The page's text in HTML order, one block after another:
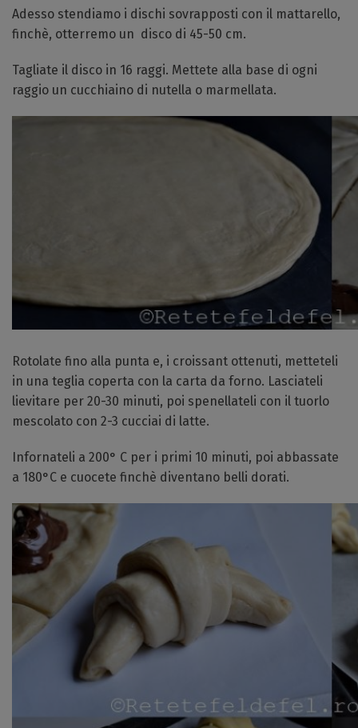
Adesso stendiamo i dischi sovrapposti con il mattarello,
finchè, otterremo un disco di 45-50 cm.
Tagliate il disco in 16 raggi. Mettete alla base di ogni
raggio un cucchiaino di nutella o marmellata.
Rotolate fino alla punta e, i croissant ottenuti, metteteli
in una teglia coperta con la carta da forno. Lasciateli
lievitare per 20-30 minuti, poi spenellateli con il tuorlo
mescolato con 2-3 cucciai di latte.
Infornateli a 200° C per i primi 10 minuti, poi abbassate
a 180°C e cuocete finchè diventano belli dorati.